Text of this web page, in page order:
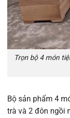
Trọn bộ 4 món
Bộ sản phẩm 4
trà và 2 đôn ngồi